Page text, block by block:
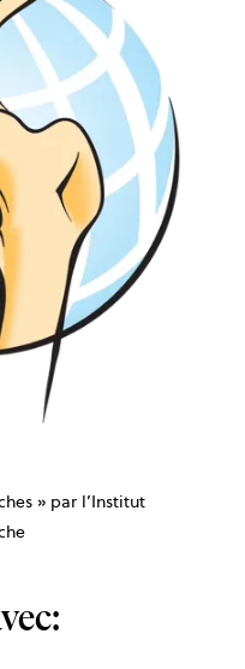
» par l’Institut